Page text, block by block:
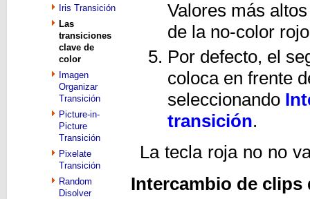
Iris Transición
Las
transiciones
clave de
color
Imagen
Organizar
Transición
Picture-in-
Picture
Transición
Pixelate
Transición
Random
Disolver
Valores más
de la no-color
Por defecto, el
coloca en frente
seleccionando
transición.
La tecla roja no no
Intercambio de clips